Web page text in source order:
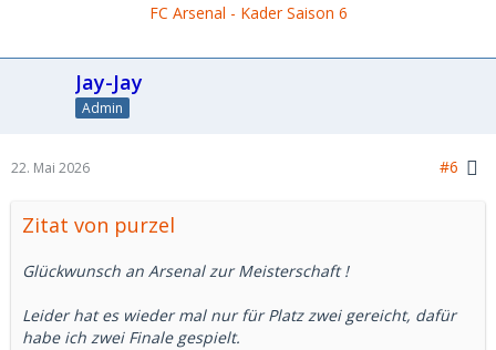
FC Arsenal - Kader Saison 6
Jay-Jay
Admin
22. Mai 2026 #6
Zitat von purzel
Glückwunsch an Arsenal zur Meisterschaft !
Leider hat es wieder mal nur für Platz zwei gereicht, dafür
habe ich zwei Finale gespielt.